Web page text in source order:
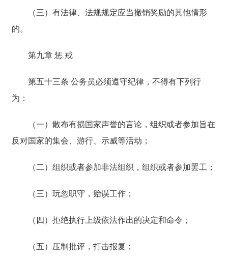
（三）有法律、法规规定应当撤销奖励的其他情形
的。
第九章 惩 戒
第五十三条 公务员必须遵守纪律，不得有下列行
为：
（一）散布有损国家声誉的言论，组织或者参加旨在
反对国家的集会、游行、示威等活动；
（二）组织或者参加非法组织，组织或者参加罢工；
（三）玩忽职守，贻误工作；
（四）拒绝执行上级依法作出的决定和命令；
（五）压制批评，打击报复；